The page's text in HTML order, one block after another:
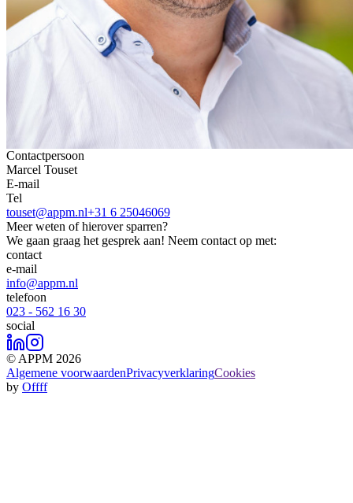
Contactpersoon
Marcel Touset
E-mail
Tel
touset@appm.nl+31 6 25046069
Meer weten of hierover sparren?
We gaan graag het gesprek aan! Neem contact op met:
contact
e-mail
info@appm.nl
telefoon
023 - 562 16 30
social
© APPM 2026
Algemene voorwaardenPrivacyverklaringCookies
by Offff